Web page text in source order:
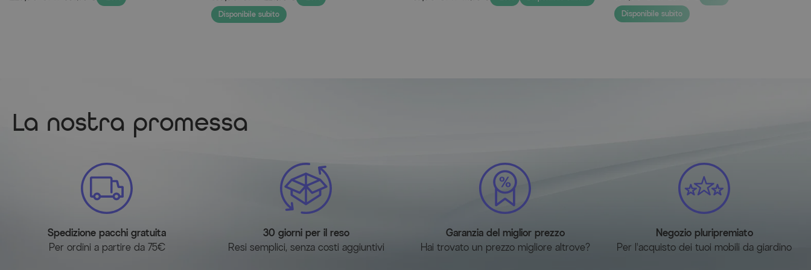
L'Esstischgarnitur dispone di cappucci in plastica sui piedini e protegge così il pavimento
Disponibile subito
Disponibile subito
La nostra promessa
Spedizione pacchi gratuita
Per ordini a partire da 75€
30 giorni per il reso
Resi semplici, senza costi aggiuntivi
Garanzia del miglior prezzo
Hai trovato un prezzo migliore altrove?
Negozio pluripremiato
Per l'acquisto dei tuoi mobili da giardino